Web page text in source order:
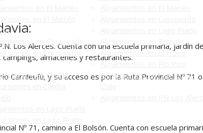
en Corcovado
en Corcovado
en Cholila
en Lago Puelo
Alojamientos en Epuyén
Alojamientos en El Hoyo
Alojamientos en Futaleufú -
Los Alerces. Cuenta con una escuela primaria, jardín
almacenes y restaurantes.
Carrileufú, y su acceso es por la Ruta Provincial Nº 71
Nº 71, camino a El Bolsón. Cuenta con escuela